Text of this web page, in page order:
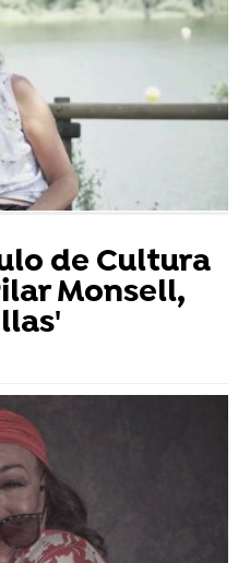
de Cultura
Monsell,